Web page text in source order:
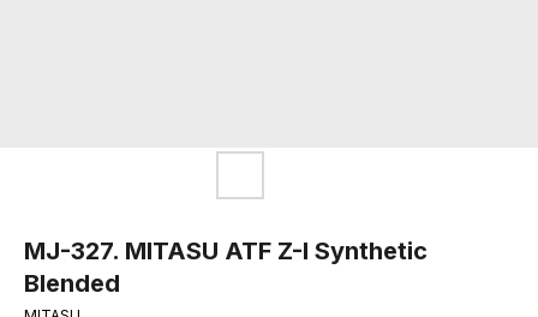
MJ-327. MITASU ATF Z-I Synthetic
Blended